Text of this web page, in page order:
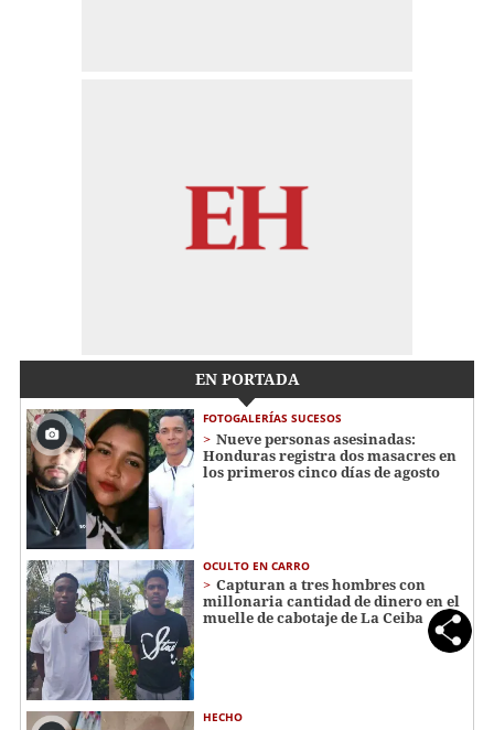
EN PORTADA
FOTOGALERÍAS SUCESOS
Nueve personas asesinadas:
Honduras registra dos masacres en
los primeros cinco días de agosto
OCULTO EN CARRO
Capturan a tres hombres con
millonaria cantidad de dinero en el
muelle de cabotaje de La Ceiba
HECHO